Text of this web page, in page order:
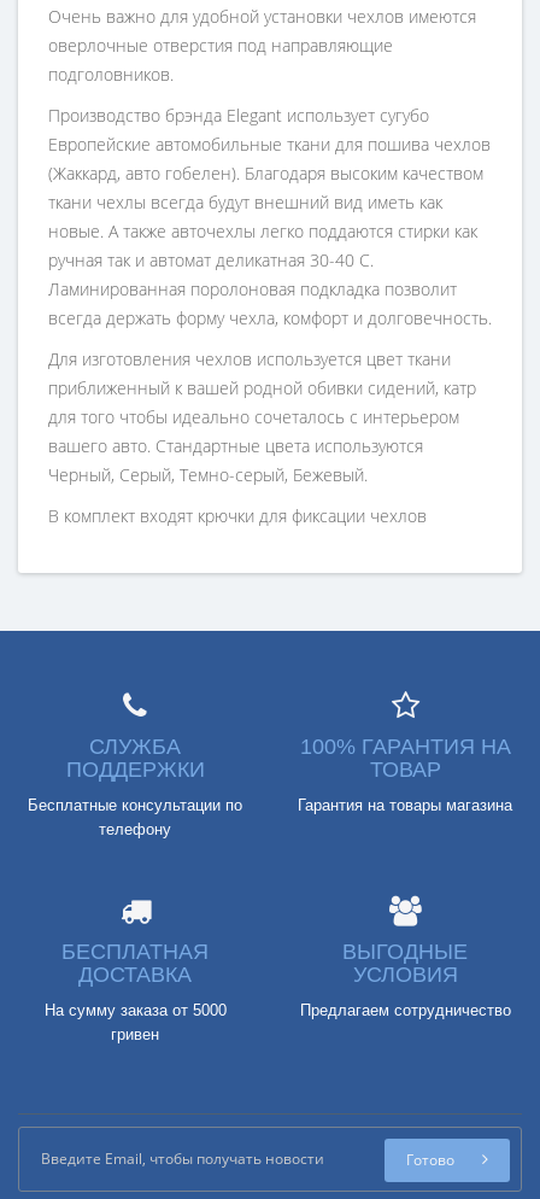
Очень важно для удобной установки чехлов имеются
оверлочные отверстия под направляющие
подголовников.
Производство брэнда Elegant использует сугубо
Европейские автомобильные ткани для пошива чехлов
(Жаккард, авто гобелен). Благодаря высоким качеством
ткани чехлы всегда будут внешний вид иметь как
новые. А также авточехлы легко поддаются стирки как
ручная так и автомат деликатная 30-40 С.
Ламинированная поролоновая подкладка позволит
всегда держать форму чехла, комфорт и долговечность.
Для изготовления чехлов используется цвет ткани
приближенный к вашей родной обивки сидений, катр
для того чтобы идеально сочеталось с интерьером
вашего авто. Стандартные цвета используются
Черный, Серый, Темно-серый, Бежевый.
В комплект входят крючки для фиксации чехлов
СЛУЖБА
ПОДДЕРЖКИ
Бесплатные консультации по
телефону
100% ГАРАНТИЯ НА
ТОВАР
Гарантия на товары магазина
БЕСПЛАТНАЯ
ДОСТАВКА
На сумму заказа от 5000
гривен
ВЫГОДНЫЕ
УСЛОВИЯ
Предлагаем сотрудничество
Готово